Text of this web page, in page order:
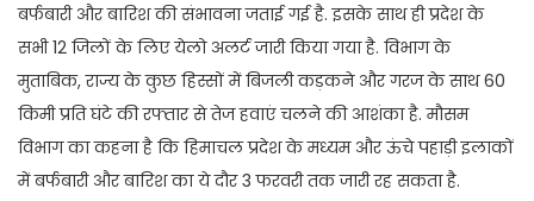
बर्फबारी और बारिश की संभावना जताई गई है. इसके साथ ही प्रदेश के
सभी 12 जिलों के लिए येलो अलर्ट जारी किया गया है. विभाग के
मुताबिक, राज्य के कुछ हिस्सों में बिजली कड़कने और गरज के साथ 60
किमी प्रति घंटे की रफ्तार से तेज हवाएं चलने की आशंका है. मौसम
विभाग का कहना है कि हिमाचल प्रदेश के मध्यम और ऊंचे पहाड़ी इलाकों
में बर्फबारी और बारिश का ये दौर 3 फरवरी तक जारी रह सकता है.